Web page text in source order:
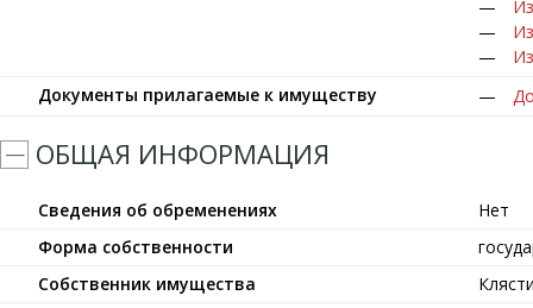
Документы прилагаемые к имуществу
ОБЩАЯ ИНФОРМАЦИЯ
Сведения об обременениях
Нет
Форма собственности
Собственник имущества